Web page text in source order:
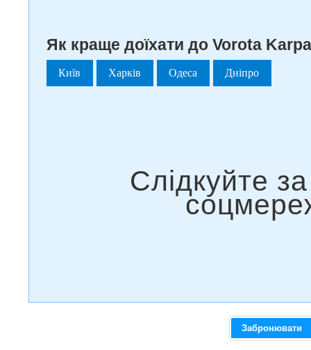
Як краще доїхати до Vorota
Київ Харків Одеса Дніпро
Забронювати